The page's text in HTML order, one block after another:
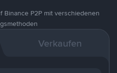
Binance P2P mit verschiedenen
Verkaufen